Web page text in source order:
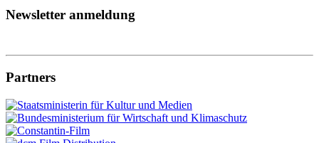
Newsletter anmeldung
Partners